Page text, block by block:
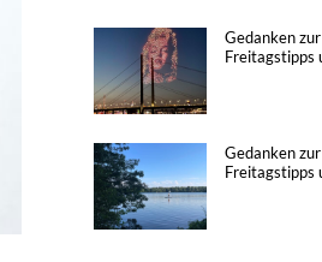
Gedanken
Freitagstipps
Gedanken
Freitagstipps